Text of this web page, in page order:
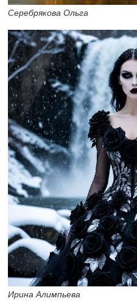
Серебрякова Ольга
Ирина Алимпьева